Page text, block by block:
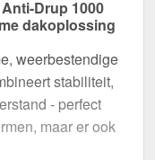
Drup 1000
dakoplossing
weerbestendige
stabiliteit,
- perfect
maar er ook